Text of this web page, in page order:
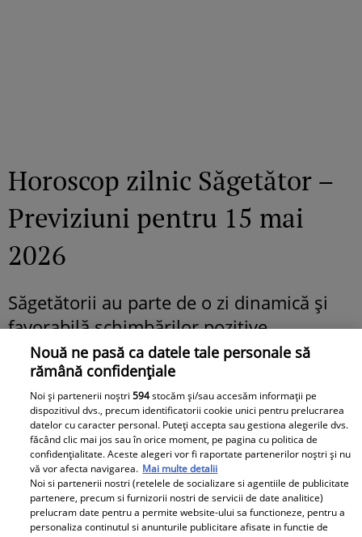
Horoscop zilnic Săgetător –
Previziuni pentru 15 mai
2026
Săgetătorii au parte de o zi dinamică și
favorabilă schimbărilor pozitive.
Profesional, apar oportunități prin
colaborări, drumuri sau discuții spontane
care îți deschid perspective noi.
Entuziasmul tău îi motivează și pe ceilalți,
însă trebuie să fii atent la promisiunile
făcute în grabă. Financiar, este o zi bună
pentru strategii și planuri pe termen
lung. În dragoste, relațiile devin mai
Nouă ne pasă ca datele tale personale să
rămână confidențiale
Noi și partenerii noștri594stocăm și/sau accesăm informații pe
dispozitivul dvs., precum identificatorii cookie unici pentru prelucrarea
datelor cu caracter personal. Puteți accepta sau gestiona alegerile dvs.
făcând clic mai jos sau în orice moment, pe pagina cu politica de
confidențialitate. Aceste alegeri vor fi raportate partenerilor noștri și nu
vă vor afecta navigarea. Mai multe detalii
Noi si partenerii nostri (retelele de socializare si agentiile de publicitate
partenere, precum si furnizorii nostri de servicii de date analitice)
prelucram date pentru a permite website-ului sa functioneze, pentru a
personaliza continutul si anunturile publicitare afisate in functie de